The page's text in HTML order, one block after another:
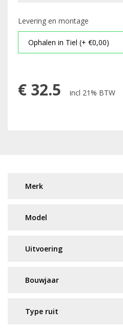
Levering en montage
€ 32.5 incl 21% BTW